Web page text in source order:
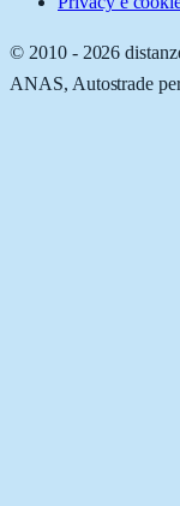
© 2010 - 2026
ANAS, Autostrade